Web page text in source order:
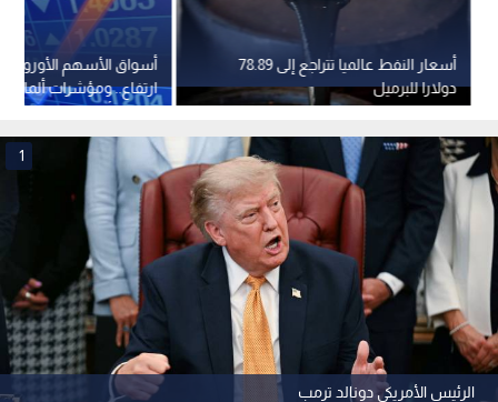
أسواق الأسهم
ارتفاع.. ومؤشرات ألمانيا
تسجل أرقاما قياسية
أسعار النفط عالميا تتراجع إلى 78.89
دولارا للبرميل
الرئيس الأمريكي دونالد ترمب
1